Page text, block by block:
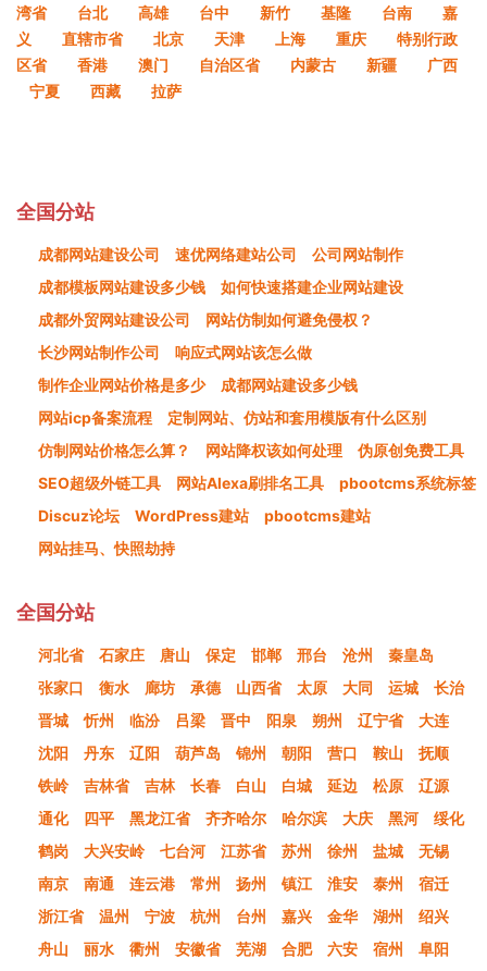
湾省
台北 高雄 台中 新竹 基隆 台南
嘉
义
直辖市省 北京 天津 上海 重庆
特别行政
区省
香港 澳门 自治区省 内蒙古 新疆
广西
宁夏
西藏 拉萨
全国分站
成都网站建设公司 速优网络建站公司
公司网站制作
成都模板网站建设多少钱
如何快速搭建企业网站建设
成都外贸网站建设公司
网站仿制如何避免侵权？
长沙网站制作公司
响应式网站该怎么做
制作企业网站价格是多少
成都网站建设多少钱
网站icp备案流程
定制网站、仿站和套用模版有什么区别
仿制网站价格怎么算？
网站降权该如何处理
伪原创免费工具
SEO超级外链工具
网站Alexa刷排名工具
pbootcms系统标签
Discuz论坛
WordPress建站
pbootcms建站
网站挂马、快照劫持
全国分站
河北省 石家庄 唐山 保定 邯郸 邢台 沧州
秦皇岛
张家口
衡水 廊坊 承德 山西省 太原 大同 运城
长治
晋城
忻州 临汾 吕梁 晋中 阳泉 朔州 辽宁省
大连
沈阳
丹东 辽阳 葫芦岛 锦州 朝阳 营口 鞍山
抚顺
铁岭
吉林省 吉林 长春 白山 白城 延边 松原
辽源
通化
四平 黑龙江省 齐齐哈尔 哈尔滨 大庆 黑河
绥化
鹤岗
大兴安岭 七台河 江苏省 苏州 徐州 盐城
无锡
南京
南通 连云港 常州 扬州 镇江 淮安 泰州
宿迁
浙江省
温州 宁波 杭州 台州 嘉兴 金华 湖州
绍兴
舟山
丽水 衢州 安徽省 芜湖 合肥 六安 宿州
阜阳